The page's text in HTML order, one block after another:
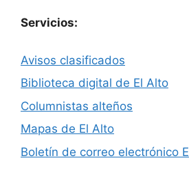
Servicios:
Avisos clasificados
Biblioteca digital de El Alto
Columnistas alteños
Mapas de El Alto
Boletín de correo electrónico